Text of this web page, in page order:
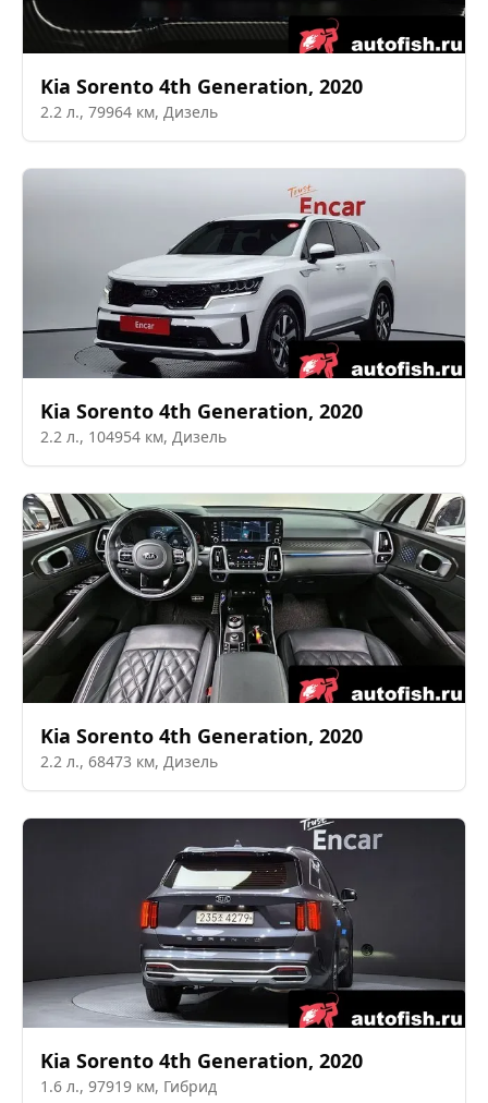
Kia Sorento 4th Generation, 2020
2.2 л., 79964 км, Дизель
Kia Sorento 4th Generation, 2020
2.2 л., 104954 км, Дизель
Kia Sorento 4th Generation, 2020
2.2 л., 68473 км, Дизель
Kia Sorento 4th Generation, 2020
1.6 л., 97919 км, Гибрид